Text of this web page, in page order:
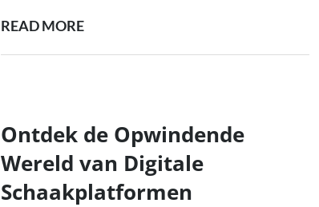
READ MORESCHAAKPEDAGOGIEK:
IN
HET
ONDERWIJS
Ontdek de Opwindende
Wereld van Digitale
Schaakplatformen